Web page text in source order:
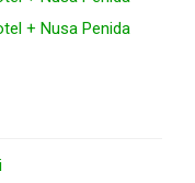
+ Nusa Penida